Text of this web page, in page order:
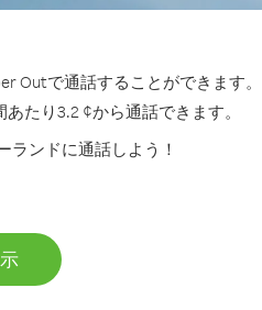
Outで通話することができます。
たり3.2 ¢から通話できます。
ランドに通話しよう！